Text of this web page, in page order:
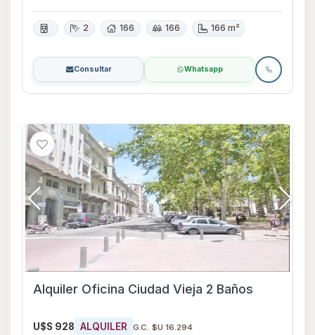
2 166 166 166 m²
Consultar Whatsapp
Alquiler Oficina Ciudad Vieja 2 Baños
U$S 928 ALQUILER G.C. $U 16.294